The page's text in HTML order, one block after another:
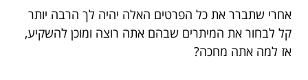
אחרי שתברר את כל הפרטים האלה יהיה לך הרבה יותר
קל לבחור את המיתרים שבהם אתה רוצה ומוכן להשקיע,
אז למה אתה מחכה?